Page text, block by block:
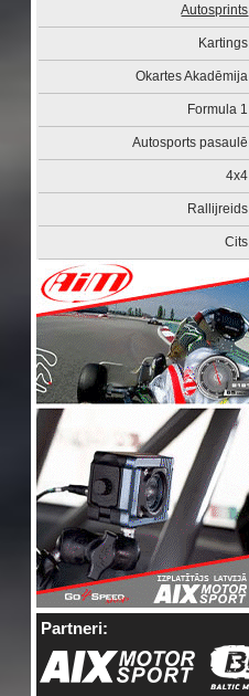
Autosprints
Kartings
Okartes Akadēmija
Formula 1
Autosports pasaulē
4x4
Rallijreids
Cits
Partneri: